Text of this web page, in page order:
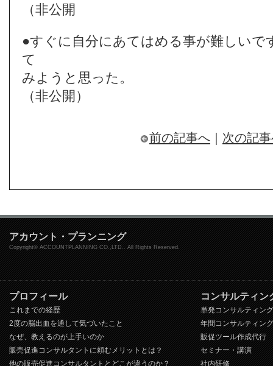
（非公開
●すぐに自分にあてはめる事が難しいで
て
みようと思った。
（非公開）
前の記事へ 次の記
アカウント・プランニング
Copyright© ACCOUNTPLANNING CO.,LTD.. All Rights Reserved.
プロフィール
これまでの経歴
2度の脳出血を通して気づいたこと
なぜ、教えるのが上手いのか
販売促進コンサルタントに頼むメリットとは？
他の販売促進コンサルタントとどこが違うのか？
コンサルティン
単発コンサルティング
年間コンサルティング
販促ツール作成代行
セミナー・講演
社内研修